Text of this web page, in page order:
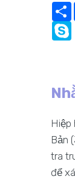
Hiệp
Bản
tra
để